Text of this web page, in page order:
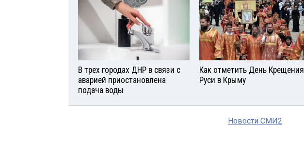
В трех городах ДНР в связи с
аварией приостановлена
подача воды
Как отметить День Крещения
Руси в Крыму
Новости СМИ2